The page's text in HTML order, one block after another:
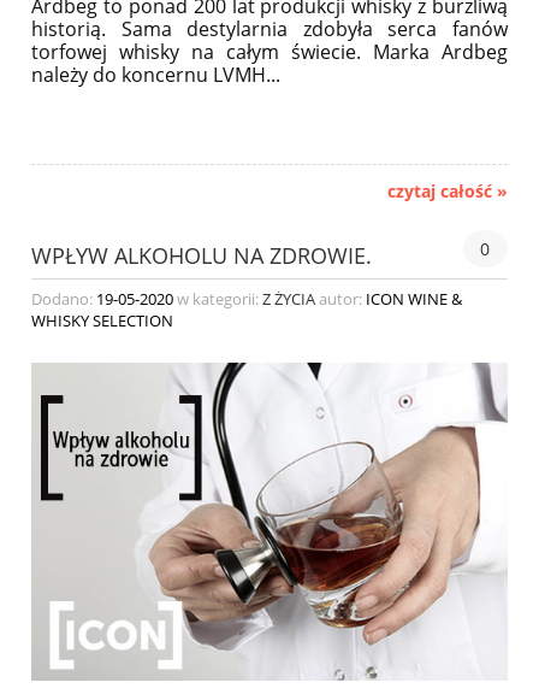
Ardbeg to ponad 200 lat produkcji whisky z burzliwą
historią. Sama destylarnia zdobyła serca fanów
torfowej whisky na całym świecie. Marka Ardbeg
należy do koncernu LVMH...
czytaj całość »
WPŁYW ALKOHOLU NA ZDROWIE. 0
Dodano: 19-05-2020w kategorii:Z ŻYCIAautor: ICON WINE &
WHISKY SELECTION